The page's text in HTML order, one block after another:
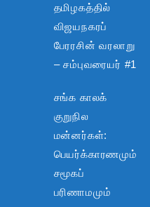
தமிழகத்தில்
விஜயநகரப்
பேரரசின் வரலாறு
– சம்புவரையர் #1
சங்க காலக்
குறுநில
மன்னர்கள்:
பெயர்க்காரணமும்
சமூகப்
பரிணாமமும்